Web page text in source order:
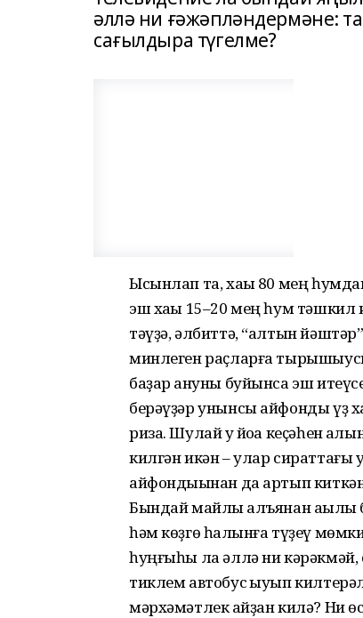
әллә ни ғәжәпләндермәне:
сағылдыра түгелме?
Ысынлап та, хаҡы 80 мең
эш хаҡы 15–20 мең һум тәшкил
тәүҙә, әлбиттә, “алтын
минлеген раҫларға
баҙар ҡануны буйынса эш
берәүҙәр унынсы айфонды үҙ
риза. Шулай уҡ йоҡа кеҫәһен
килгән икән – улар
айфондыҡынан да артып
Бындай майлы ҡалъянан
һәм көҙгө һалҡынға түҙеү
һуңғыһы ла әллә ни кәрәкмәй,
тиклем автобус ҡыуып
мәрхәмәтлек ҡайҙан килә? Ни